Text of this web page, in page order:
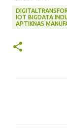
IOT BIGDATA
APTIKNAS